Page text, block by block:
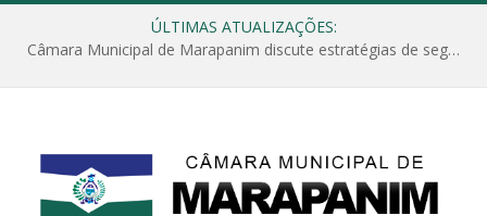
ÚLTIMAS ATUALIZAÇÕES:
Câmara Municipal de Marapanim discute estratégias de segurança com autoridades e poder executivo